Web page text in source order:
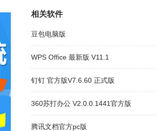
相关软件
豆包电脑版
WPS Office 最新版 V11.1
钉钉 官方版V7.6.60 正式版
360苏打办公 V2.0.0.1441官方版
腾讯文档官方pc版